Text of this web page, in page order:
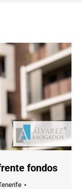
fondos